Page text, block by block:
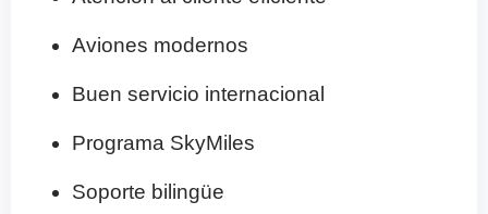
Aviones modernos
Buen servicio internacional
Programa SkyMiles
Soporte bilingüe